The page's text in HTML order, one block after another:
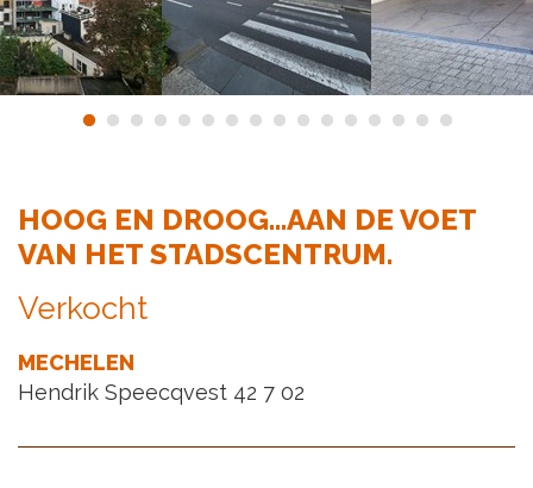
HOOG EN DROOG...AAN DE VOET
VAN HET STADSCENTRUM.
Verkocht
MECHELEN
Hendrik Speecqvest 42 7 02